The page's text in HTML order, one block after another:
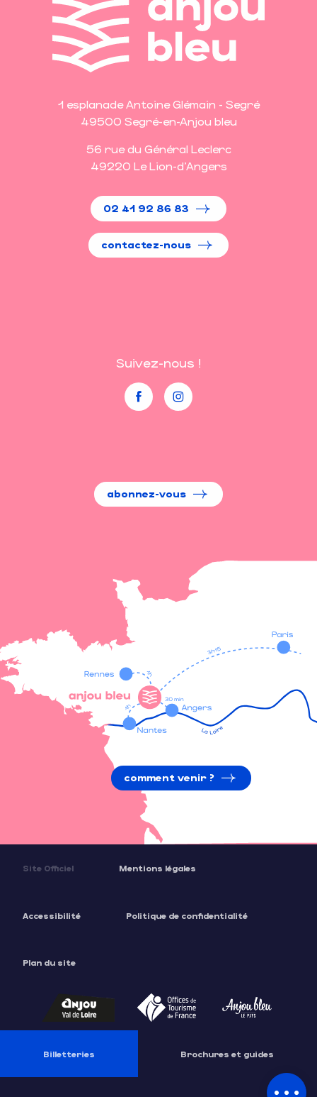
par email
1 esplanade Antoine Glémain - Segré
49500 Segré-en-Anjou bleu
56 rue du Général Leclerc
49220 Le Lion-d'Angers
02 41 92 86 83
contactez-nous
Suivez-nous !
abonnez-vous
comment venir ?
Site Officiel Mentions légales
Accessibilité Politique de confidentialité
Plan du site
Billetteries Brochures et guides